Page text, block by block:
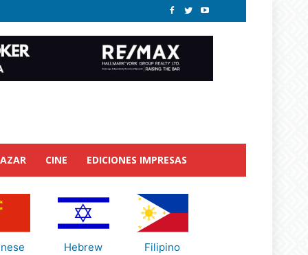
CINE EDICIONES IMPRESAS
Hebrew Filipino